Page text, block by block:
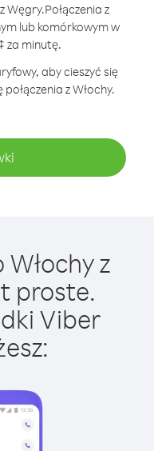
Węgry.Połączenia z
lub komórkowym w
za minutę.
aby cieszyć się
z Włochy.
z
proste.
Viber